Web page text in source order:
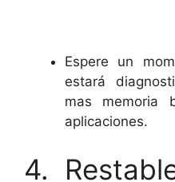
Espere un
estará
mas memoria
aplicaciones.
4.